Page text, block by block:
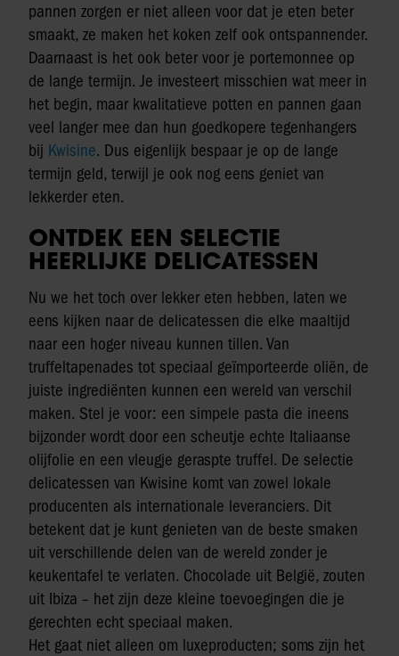
pannen zorgen er niet alleen voor dat je eten beter
smaakt, ze maken het koken zelf ook ontspannender.
Daarnaast is het ook beter voor je portemonnee op
de lange termijn. Je investeert misschien wat meer in
het begin, maar kwalitatieve potten en pannen gaan
veel langer mee dan hun goedkopere tegenhangers
bij Kwisine. Dus eigenlijk bespaar je op de lange
termijn geld, terwijl je ook nog eens geniet van
lekkerder eten.
ONTDEK EEN SELECTIE
HEERLIJKE DELICATESSEN
Nu we het toch over lekker eten hebben, laten we
eens kijken naar de delicatessen die elke maaltijd
naar een hoger niveau kunnen tillen. Van
truffeltapenades tot speciaal geïmporteerde oliën, de
juiste ingrediënten kunnen een wereld van verschil
maken. Stel je voor: een simpele pasta die ineens
bijzonder wordt door een scheutje echte Italiaanse
olijfolie en een vleugje geraspte truffel. De selectie
delicatessen van Kwisine komt van zowel lokale
producenten als internationale leveranciers. Dit
betekent dat je kunt genieten van de beste smaken
uit verschillende delen van de wereld zonder je
keukentafel te verlaten. Chocolade uit België, zouten
uit Ibiza – het zijn deze kleine toevoegingen die je
gerechten echt speciaal maken.
Het gaat niet alleen om luxeproducten; soms zijn het